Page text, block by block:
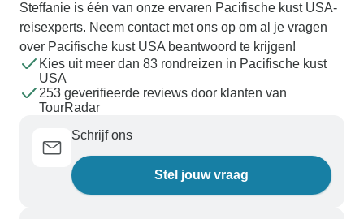
Steffanie is één van onze ervaren Pacifische kust USA-
reisexperts. Neem contact met ons op om al je vragen
over Pacifische kust USA beantwoord te krijgen!
Kies uit meer dan 83 rondreizen in Pacifische kust
USA
253 geverifieerde reviews door klanten van
TourRadar
Schrijf ons
Stel jouw vraag